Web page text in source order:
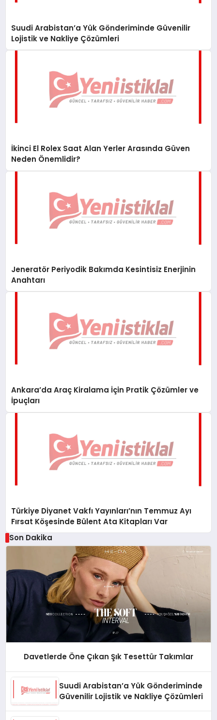
Suudi Arabistan’a Yük Gönderiminde Güvenilir
Lojistik ve Nakliye Çözümleri
İkinci El Rolex Saat Alan Yerler Arasında Güven
Neden Önemlidir?
Jeneratör Periyodik Bakımda Kesintisiz Enerjinin
Anahtarı
Ankara’da Araç Kiralama İçin Pratik Çözümler ve
İpuçları
Türkiye Diyanet Vakfı Yayınları’nın Temmuz Ayı
Fırsat Köşesinde Bülent Ata Kitapları Var
Son Dakika
Davetlerde Öne Çıkan Şık Tesettür Takımlar
Suudi Arabistan’a Yük Gönderiminde
Güvenilir Lojistik ve Nakliye Çözümleri